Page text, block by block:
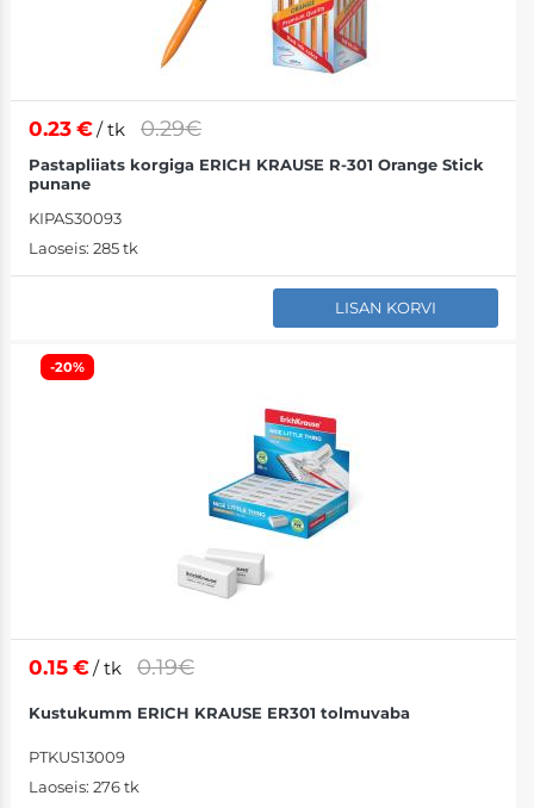
0.23 €/ tk 0.29€
Pastapliiats korgiga ERICH KRAUSE R-301 Orange Stick
punane
KIPAS30093
Laoseis: 285 tk
LISAN KORVI
-20%
0.15 €/ tk 0.19€
Kustukumm ERICH KRAUSE ER301 tolmuvaba
PTKUS13009
Laoseis: 276 tk